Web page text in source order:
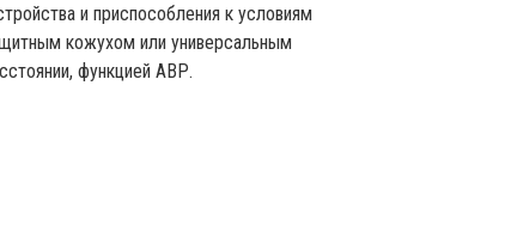
и приспособления к условиям
кожухом или универсальным
функцией АВР.